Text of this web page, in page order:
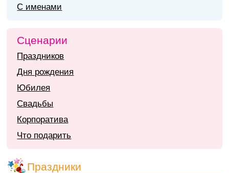
С именами
Сценарии
Праздников
Дня рождения
Юбилея
Свадьбы
Корпоратива
Что подарить
Праздники